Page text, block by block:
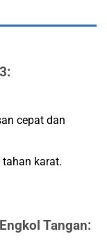
cepat dan
karat.
Tangan: